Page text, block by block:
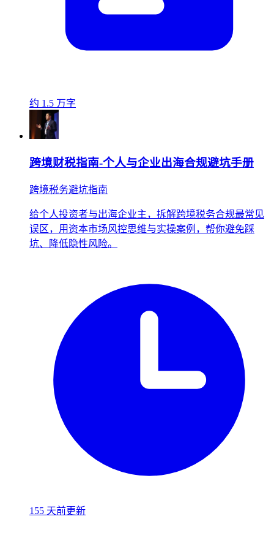
约 1.5 万字
跨境财税指南-个人与企业出海合规避坑手册
跨境税务避坑指南
给个人投资者与出海企业主，拆解跨境税务合规最常见
误区，用资本市场风控思维与实操案例，帮你避免踩
坑、降低隐性风险。
155 天前更新